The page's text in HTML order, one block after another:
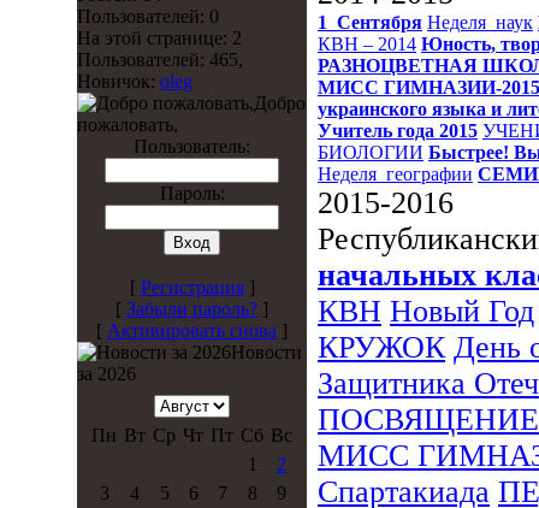
Пользователей: 0
На этой странице: 2
Пользователей: 465,
Новичок: oleg
Добро
пожаловать,
Пользователь:
Пароль:
[ Регистрация]
[ Забыли пароль? ]
[ Активировать снова ]
Новости
за 2026
Пн Вт Ср Чт Пт Сб Вс
1
2
3
4 5 6 7 8
9
1_Сентября Неделя_наук
КВН – 2014 Юность,
РАЗНОЦВЕТНАЯ
МИСС ГИМНАЗИИ-2015
украинского языка и
Учитель года 2015
БИОЛОГИИ Быстрее!
Неделя_географии
2015-2016
начальных
КВН Новый Год
КРУЖОК День
Защитника
МИСС
Спартакиада